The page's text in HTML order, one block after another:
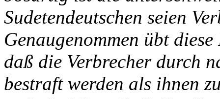
Sudetendeutschen seien
Genaugenommen übt
daß die Verbrecher durch
bestraft werden als ihnen